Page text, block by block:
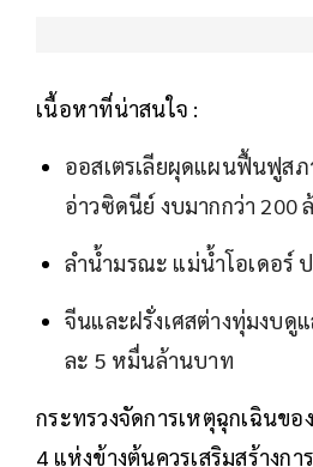
เนื้อหาที่น่าสนใจ :
ออสเตรเลียผุดแผนฟื้นฟูส
อ่าวซิดนีย์ งบมากกว่า 200
ลำน้ำมรณะ แม่น้ำโอเดอร์
จีนและฝรั่งเศสต่างทุ่มงบดู
ละ 5 หมื่นล้านบาท
กระทรวงจัดการเหตุฉุกเฉินข
4 แห่งข้างต้นควรเสริมสร้างก